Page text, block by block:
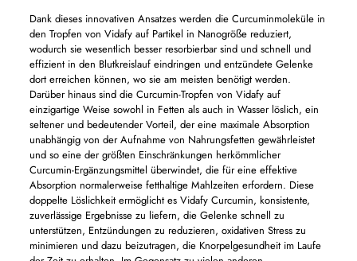
Dank dieses innovativen Ansatzes werden die Curcuminmoleküle in
den Tropfen von Vidafy auf Partikel in Nanogröße reduziert,
wodurch sie wesentlich besser resorbierbar sind und schnell und
effizient in den Blutkreislauf eindringen und entzündete Gelenke
dort erreichen können, wo sie am meisten benötigt werden.
Darüber hinaus sind die Curcumin-Tropfen von Vidafy auf
einzigartige Weise sowohl in Fetten als auch in Wasser löslich, ein
seltener und bedeutender Vorteil, der eine maximale Absorption
unabhängig von der Aufnahme von Nahrungsfetten gewährleistet
und so eine der größten Einschränkungen herkömmlicher
Curcumin-Ergänzungsmittel überwindet, die für eine effektive
Absorption normalerweise fetthaltige Mahlzeiten erfordern. Diese
doppelte Löslichkeit ermöglicht es Vidafy Curcumin, konsistente,
zuverlässige Ergebnisse zu liefern, die Gelenke schnell zu
unterstützen, Entzündungen zu reduzieren, oxidativen Stress zu
minimieren und dazu beizutragen, die Knorpelgesundheit im Laufe